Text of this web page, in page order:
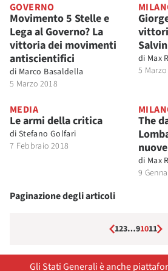
GOVERNO
Movimento 5 Stelle e
Lega al Governo? La
vittoria dei movimenti
antiscientifici
di Marco Basaldella
5 Marzo 2018
di Max
5
MEDIA
Le armi della critica
di Stefano Golfari
7 Febbraio 2018
The
di Max
9
Paginazione degli articoli
123…91011
Gli Stati Generali è anche